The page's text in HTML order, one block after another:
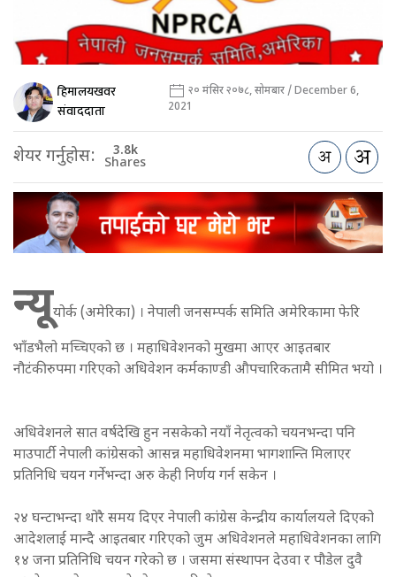
हिमालयखवर
संवाददाता
२० मंसिर २०७८, सोमबार / December 6,
2021
शेयर गर्नुहोस: 3.8k
Shares
न्यूयोर्क (अमेरिका) । नेपाली जनसम्पर्क समिति अमेरिकामा फेरि
भाँडभैलो मच्चिएको छ । महाधिवेशनको मुखमा आएर आइतबार
नौटंकीरुपमा गरिएको अधिवेशन कर्मकाण्डी औपचारिकतामै सीमित भयो ।
अधिवेशनले सात वर्षदेखि हुन नसकेको नयाँ नेतृत्वको चयनभन्दा पनि
माउपार्टी नेपाली कांग्रेसको आसन्न महाधिवेशनमा भागशान्ति मिलाएर
प्रतिनिधि चयन गर्नेभन्दा अरु केही निर्णय गर्न सकेन ।
२४ घन्टाभन्दा थोरै समय दिएर नेपाली कांंग्रेस केन्द्रीय कार्यालयले दिएको
आदेशलाई मान्दै आइतबार गरिएको जुम अधिवेशनले महाधिवेशनका लागि
१४ जना प्रतिनिधि चयन गरेको छ । जसमा संस्थापन देउवा र पौडेल दुवै